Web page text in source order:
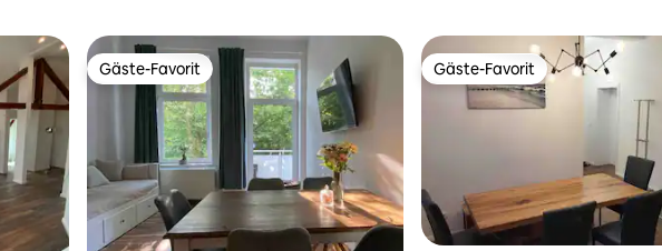
Gäste-Favorit
Gäste-Favorit Gäste-Favorit
Gäste-Favorit